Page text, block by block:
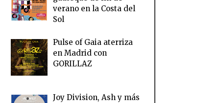
verano en la Costa del
Sol
Pulse of Gaia aterriza
en Madrid con
GORILLAZ
Joy Division, Ash y más